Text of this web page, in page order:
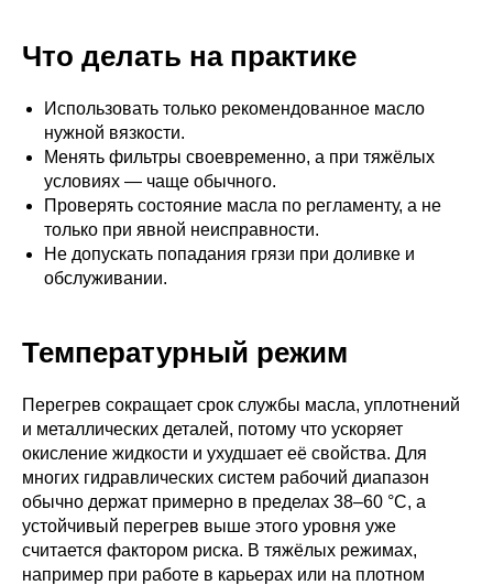
Что делать на практике
Использовать только рекомендованное масло
нужной вязкости.
Менять фильтры своевременно, а при тяжёлых
условиях — чаще обычного.
Проверять состояние масла по регламенту, а не
только при явной неисправности.
Не допускать попадания грязи при доливке и
обслуживании.
Температурный режим
Перегрев сокращает срок службы масла, уплотнений
и металлических деталей, потому что ускоряет
окисление жидкости и ухудшает её свойства. Для
многих гидравлических систем рабочий диапазон
обычно держат примерно в пределах 38–60 °C, а
устойчивый перегрев выше этого уровня уже
считается фактором риска. В тяжёлых режимах,
например при работе в карьерах или на плотном